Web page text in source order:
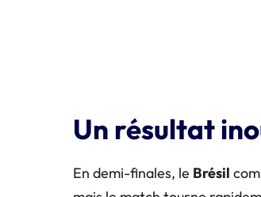
Un résultat
En demi-finales, le Brésil